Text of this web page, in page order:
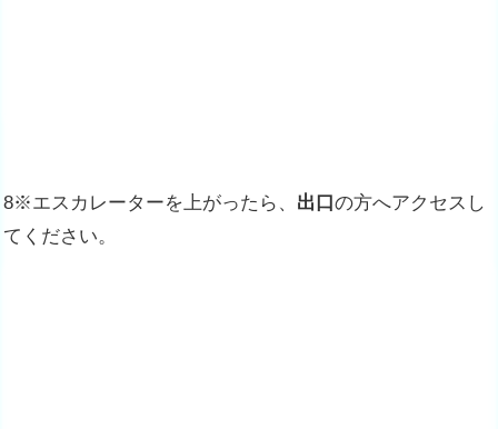
8※エスカレーターを上がったら、 出口 の方へアクセスし
てください。